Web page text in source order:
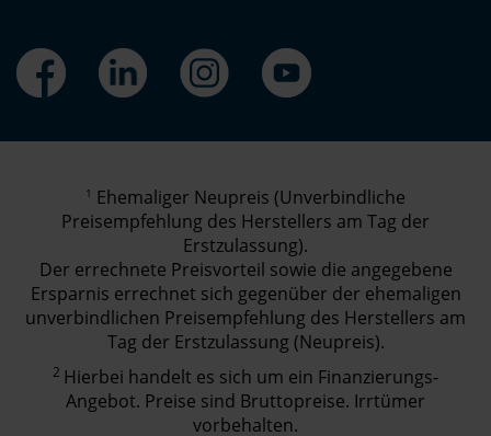
1 Ehemaliger Neupreis (Unverbindliche
Preisempfehlung des Herstellers am Tag der
Erstzulassung).
Der errechnete Preisvorteil sowie die angegebene
Ersparnis errechnet sich gegenüber der ehemaligen
unverbindlichen Preisempfehlung des Herstellers am
Tag der Erstzulassung (Neupreis).
2 Hierbei handelt es sich um ein Finanzierungs-
Angebot. Preise sind Bruttopreise. Irrtümer
vorbehalten.